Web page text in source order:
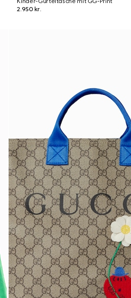
2.950 kr.